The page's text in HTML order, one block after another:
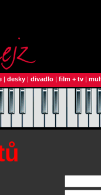
| desky | divadlo | film + tv |